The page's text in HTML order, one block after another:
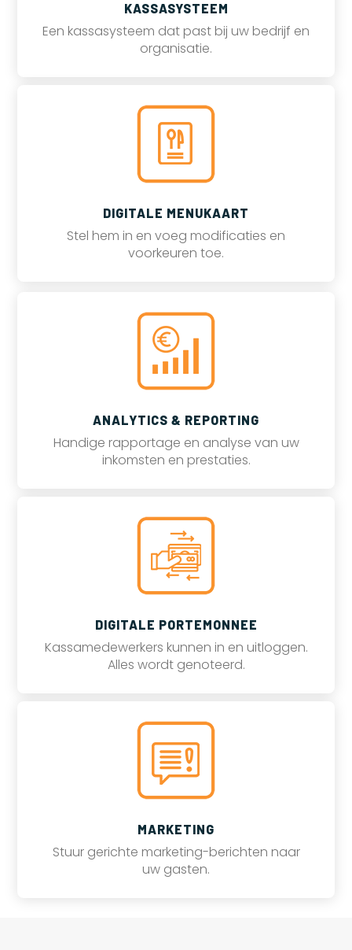
KASSASYSTEEM
Een kassasysteem dat past bij uw bedrijf en
organisatie.
DIGITALE MENUKAART
Stel hem in en voeg modificaties en
voorkeuren toe.
ANALYTICS & REPORTING
Handige rapportage en analyse van uw
inkomsten en prestaties.
DIGITALE PORTEMONNEE
Kassamedewerkers kunnen in en uitloggen.
Alles wordt genoteerd.
MARKETING
Stuur gerichte marketing-berichten naar
uw gasten.